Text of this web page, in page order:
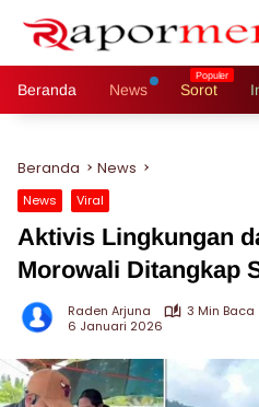
Beranda News Sorot
Beranda News
News Viral
Aktivis Lingkungan
Morowali Ditangkap
Raden Arjuna
3 Min Baca
6 Januari 2026